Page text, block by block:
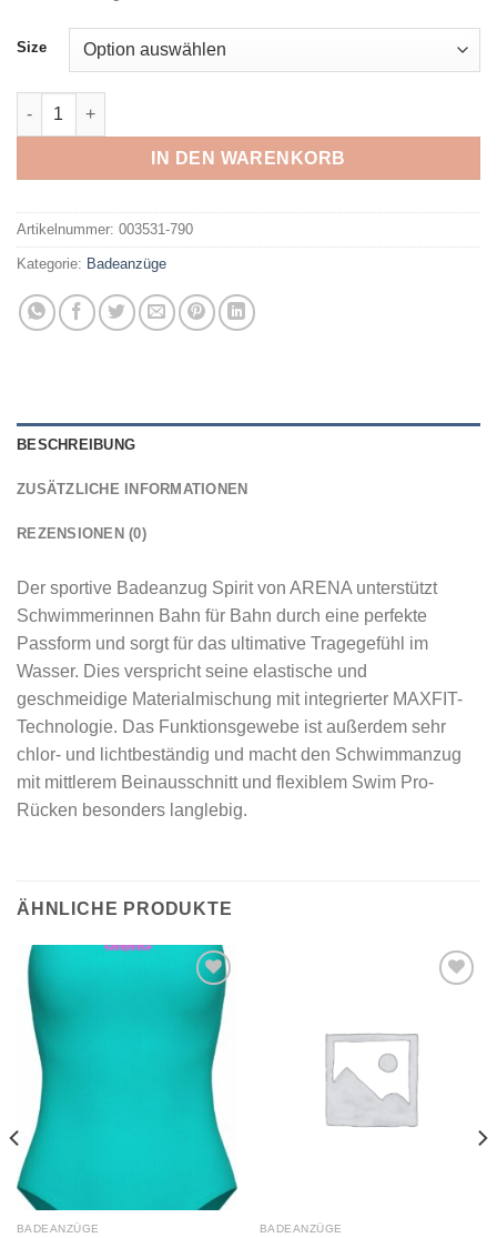
Size
ARENA - W ARENA SPIRIT SWIM PRO BACK O NAVY-FREAK
IN DEN WARENKORB
Artikelnummer: 003531-790
Kategorie: Badeanzüge
BESCHREIBUNG
ZUSÄTZLICHE INFORMATIONEN
REZENSIONEN (0)
Der sportive Badeanzug Spirit von ARENA unterstützt
Schwimmerinnen Bahn für Bahn durch eine perfekte
Passform und sorgt für das ultimative Tragegefühl im
Wasser. Dies verspricht seine elastische und
geschmeidige Materialmischung mit integrierter MAXFIT-
Technologie. Das Funktionsgewebe ist außerdem sehr
chlor- und lichtbeständig und macht den Schwimmanzug
mit mittlerem Beinausschnitt und flexiblem Swim Pro-
Rücken besonders langlebig.
ÄHNLICHE PRODUKTE
Add to
wishlist
BADEANZÜGE BADEANZÜGE